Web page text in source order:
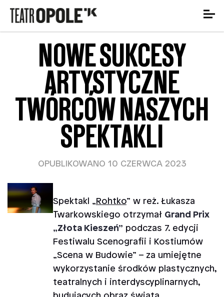
NOWE SUKCESY
ARTYSTYCZNE
TWÓRCÓW NASZYCH
SPEKTAKLI
OPUBLIKOWANO 10 CZERWCA 2023
Spektakl „Rohtko” w reż. Łukasza
Twarkowskiego otrzymał Grand Prix
„Złota Kieszeń” podczas 7. edycji
Festiwalu Scenografii i Kostiumów
„Scena w Budowie” – za umiejętne
wykorzystanie środków plastycznych,
teatralnych i interdyscyplinarnych,